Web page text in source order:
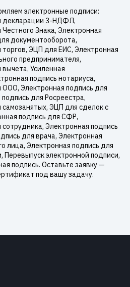
электронные подписи:
декларации 3-НДФЛ,
Знака, Электронная
документооборота,
ЭЦП для ЕИС, Электронная
предпринимателя,
Усиленная
подпись нотариуса,
ООО, Электронная подпись для
для Росреестра,
ЭЦП для сделок с
подпись для СФР,
Электронная подпись
для врача, Электронная
лица, Электронная подпись для
Перевыпуск электронной подписи,
подпись. Оставьте заявку —
под вашу задачу.